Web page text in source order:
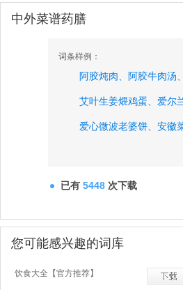
中外菜谱药膳
词条样例：
阿胶炖肉、 阿胶牛肉汤、
艾叶生姜煨鸡蛋、 爱尔
爱心微波老婆饼、 安徽
已有 5448 次下载
您可能感兴趣的词库
饮食大全【官方推荐】